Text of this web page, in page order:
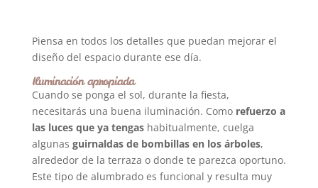
Piensa en todos los detalles que puedan mejorar el
diseño del espacio durante ese día.
Iluminación apropiada
Cuando se ponga el sol, durante la fiesta,
necesitarás una buena iluminación. Como refuerzo a
las luces que ya tengas habitualmente, cuelga
algunas guirnaldas de bombillas en los árboles,
alrededor de la terraza o donde te parezca oportuno.
Este tipo de alumbrado es funcional y resulta muy